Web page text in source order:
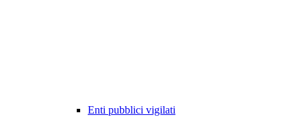
Enti pubblici vigilati